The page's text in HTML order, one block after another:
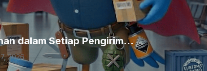
dalam Setiap Pengirim...
2026